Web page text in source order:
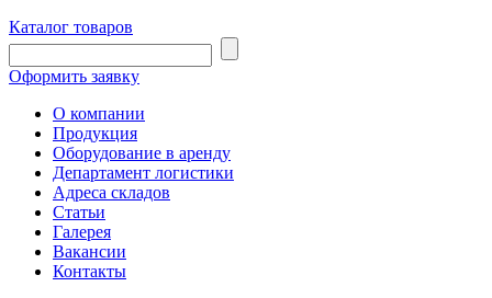
Каталог товаров
Оформить заявку
О компании
Продукция
Оборудование в аренду
Департамент логистики
Адреса складов
Статьи
Галерея
Вакансии
Контакты